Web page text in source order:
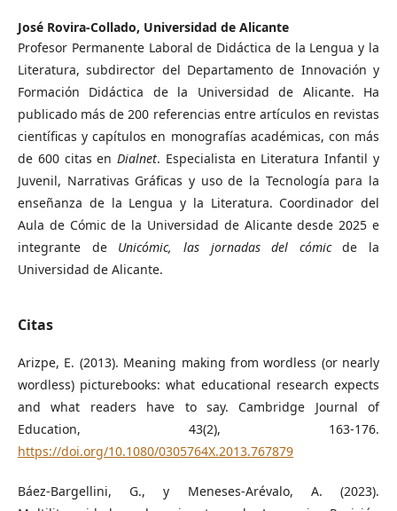
José Rovira-Collado, Universidad de Alicante
Profesor Permanente Laboral de Didáctica de la Lengua y la
Literatura, subdirector del Departamento de Innovación y
Formación Didáctica de la Universidad de Alicante. Ha
publicado más de 200 referencias entre artículos en revistas
científicas y capítulos en monografías académicas, con más
de 600 citas enDialnet. Especialista en Literatura Infantil y
Juvenil, Narrativas Gráficas y uso de la Tecnología para la
enseñanza de la Lengua y la Literatura. Coordinador del
Aula de Cómic de la Universidad de Alicante desde 2025 e
integrante de Unicómic, las jornadas del cómicde la
Universidad de Alicante.
Citas
Arizpe, E. (2013). Meaning making from wordless (or nearly
wordless) picturebooks: what educational research expects
and what readers have to say. Cambridge Journal of
Education, 43(2), 163-176.
https://doi.org/10.1080/0305764X.2013.767879
Báez-Bargellini, G., y Meneses-Arévalo, A. (2023).